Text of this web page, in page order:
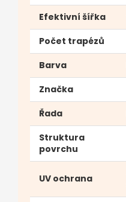
Efektivní šířka
Počet trapézů
Barva
Značka
Řada
Struktura
povrchu
UV ochrana